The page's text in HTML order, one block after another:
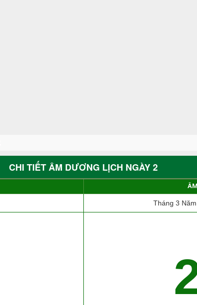
CHI TIẾT ÂM DƯƠNG LỊCH NGÀY 2
Tháng 3